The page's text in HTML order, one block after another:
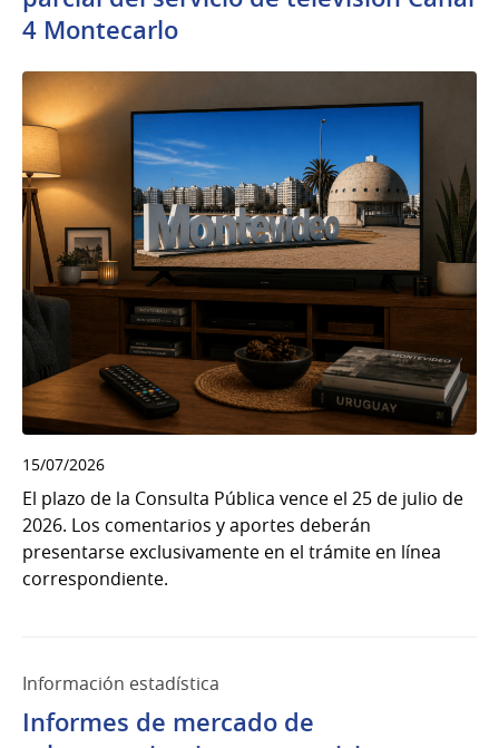
4 Montecarlo
15/07/2026
El plazo de la Consulta Pública vence el 25 de julio de
2026. Los comentarios y aportes deberán
presentarse exclusivamente en el trámite en línea
correspondiente.
Información estadística
Informes de mercado de